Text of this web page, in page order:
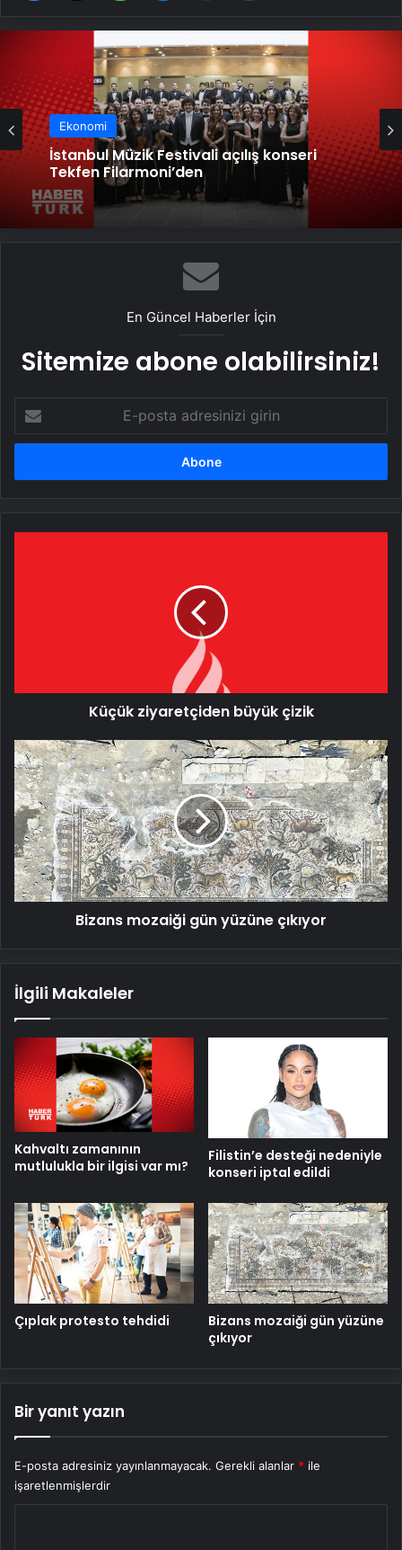
Ekonomi
İstanbul Müzik Festivali açılış konseri
Tekfen Filarmoni’den
En Güncel Haberler İçin
Sitemize abone olabilirsiniz!
posta
adresinizi
Küçük ziyaretçiden büyük çizik
Bizans
mozaiği
gün
yüzüne
çıkıyor
Bizans mozaiği gün yüzüne çıkıyor
İlgili Makaleler
Kahvaltı zamanının
mutlulukla bir ilgisi var mı?
Filistin’e desteği nedeniyle
konseri iptal edildi
Çıplak protesto tehdidi
Bizans mozaiği gün yüzüne
çıkıyor
Bir yanıt yazın
E-posta adresiniz yayınlanmayacak. Gerekli alanlar * ile
işaretlenmişlerdir